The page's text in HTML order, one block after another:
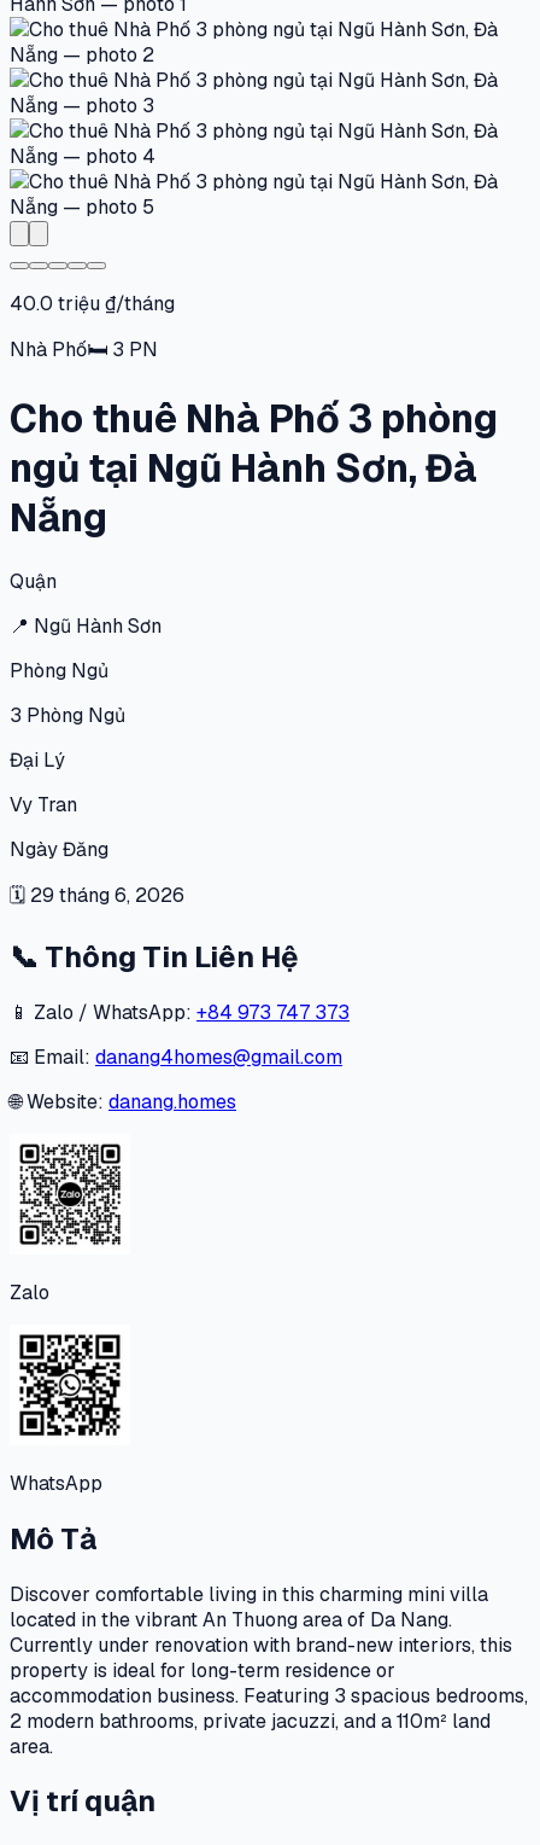
40.0 triệu ₫/tháng
Nhà Phố🛏 3 PN
Cho thuê Nhà Phố 3 phòng
ngủ tại Ngũ Hành Sơn, Đà
Nẵng
Quận
📍 Ngũ Hành Sơn
Phòng Ngủ
3 Phòng Ngủ
Đại Lý
Vy Tran
Ngày Đăng
🗓 29 tháng 6, 2026
📞 Thông Tin Liên Hệ
📱 Zalo / WhatsApp: +84 973 747 373
📧 Email: danang4homes@gmail.com
🌐 Website: danang.homes
Zalo
WhatsApp
Mô Tả
Discover comfortable living in this charming mini villa
located in the vibrant An Thuong area of Da Nang.
Currently under renovation with brand-new interiors, this
property is ideal for long-term residence or
accommodation business. Featuring 3 spacious bedrooms,
2 modern bathrooms, private jacuzzi, and a 110m² land
area.
Vị trí quận